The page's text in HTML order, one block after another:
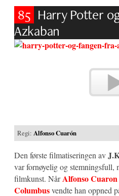
85 Harry Potter
Azkaban
Regi:Alfonso Cuarón
Den første filmatiseringen av
var fornøyelig og stemningsfull,
filmkunst. NårAlfonso Cuaron
Columbusvendte han oppned